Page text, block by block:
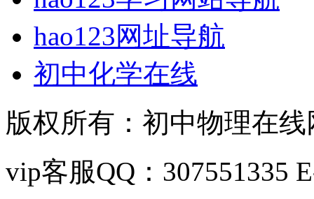
hao123网址导航
初中化学在线
版权所有：初中物理在
vip客服QQ：307551335